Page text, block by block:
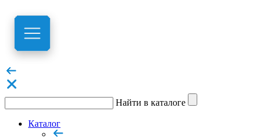
Найти в каталоге
Каталог